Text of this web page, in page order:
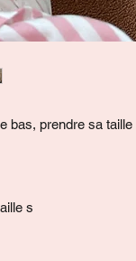
bas, prendre sa taille
s